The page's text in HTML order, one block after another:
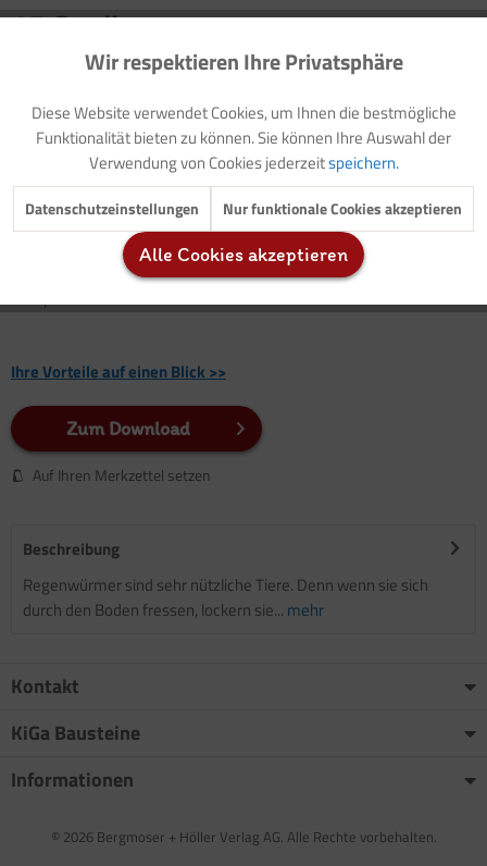
15 Credits
Für Sie als Mitglied entspricht dies 1,50 Euro.
Seitenanzahl
Vorwort: Thematische Einführung (mit Modellzielen)
Vorlage: Elternbrief
Kreativangebot: Regenwurmfarm
Ihre Vorteile auf einen Blick >>
Zum Download
Auf Ihren Merkzettel setzen
Beschreibung
Regenwürmer sind sehr nützliche Tiere. Denn wenn sie sich
durch den Boden fressen, lockern sie... mehr
Kontakt
KiGa Bausteine
Informationen
© 2026 Bergmoser + Höller Verlag AG. Alle Rechte vorbehalten.
Funktionale Aktiv
Marketing Inaktiv
Tracking Inaktiv
Inaktiv
Wir respektieren Ihre Privatsphäre
Diese Website verwendet Cookies, um Ihnen die bestmögliche
Funktionalität bieten zu können. Sie können Ihre Auswahl der
Verwendung von Cookies jederzeitspeichern.
Datenschutzeinstellungen Nur funktionale Cookies akzeptieren
Alle Cookies akzeptieren